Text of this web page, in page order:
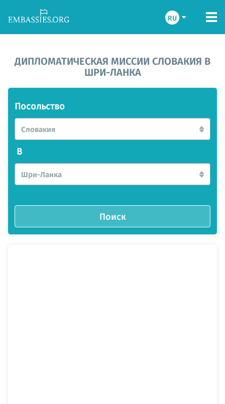
RU
ДИПЛОМАТИЧЕСКАЯ МИССИИ СЛОВАКИЯ В
ШРИ-ЛАНКА
Посольство
Словакия
В
Шри-Ланка
Поиск